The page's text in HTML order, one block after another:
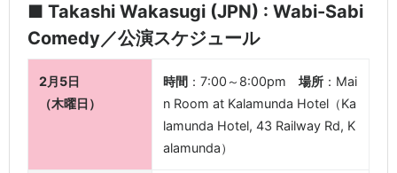
■ Takashi Wakasugi (JPN) : Wabi-Sabi
Comedy／公演スケジュール
2月5日
（木曜日）
時間 ：7:00～8:00pm 場所 ：Mai
n Room at Kalamunda Hotel（Ka
lamunda Hotel, 43 Railway Rd, K
alamunda）